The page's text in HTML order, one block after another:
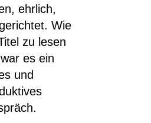
ehrlich,
Wie
zu lesen
es ein
und